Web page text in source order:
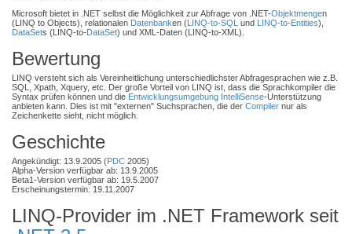
Microsoft bietet in .NET selbst die Möglichkeit zur Abfrage von .NET-Objektmengen
(LINQ to Objects), relationalen Datenbanken (LINQ-to-SQL und LINQ-to-Entities),
DataSets (LINQ-to-DataSet) und XML-Daten (LINQ-to-XML).
Bewertung
LINQ versteht sich als Vereinheitlichung unterschiedlichster Abfragesprachen wie z.B.
SQL, Xpath, Xquery, etc. Der große Vorteil von LINQ ist, dass die Sprachkompiler die
Syntax prüfen können und die Entwicklungsumgebung IntelliSense-Unterstützung
anbieten kann. Dies ist mit "externen" Suchsprachen, die der Compiler nur als
Zeichenkette sieht, nicht möglich.
Geschichte
Angekündigt: 13.9.2005 (PDC 2005)
Alpha-Version verfügbar ab: 13.9.2005
Beta1-Version verfügbar ab: 19.5.2007
Erscheinungstermin: 19.11.2007
LINQ-Provider im .NET Framework seit